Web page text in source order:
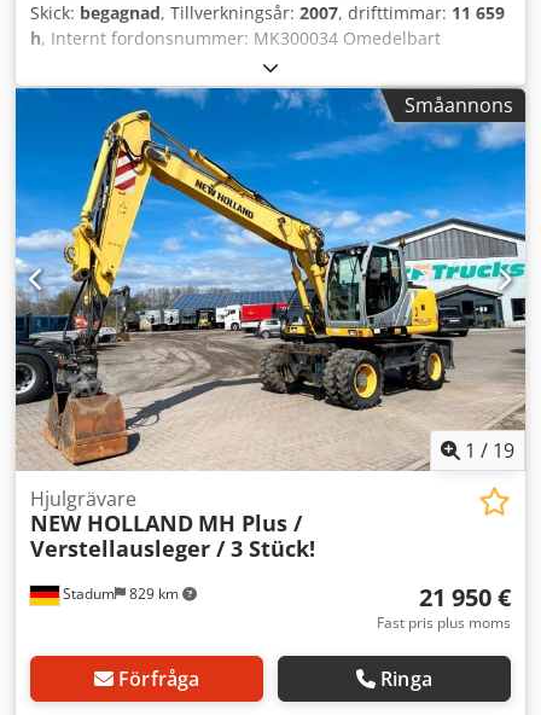
Skick: begagnad, Tillverkningsår: 2007, drifttimmar: 11 659
h, Internt fordonsnummer: MK300034 Omedelbart
tillgänglig på vår gård i Kaufungen Mer information finns
hos: * Golec Nutzfahrzeuge GmbH (tyska, engelska,
bulgariska, ryska) * Viktoria Sologubova (polska, ryska,
ukrainska, engelska) Med reservation för felskrivningar. Vi
tar gärna ditt begagnade fordon i inbyte. Finansiering kan
ordnas direkt hos oss. GOLEC NUTZFAHRZEUGE GMBH Vi
talar: tyska, engelska, spanska, polska, ukrainska, ryska,
bulgariska. Crjdpfxoyzk Iue Aatsf
Småannons
1 / 19
Stadum 829 km
Hjulgrävare
NEW HOLLAND MH Plus /
Verstellausleger / 3 Stück!
21 950 €
Fast pris plus moms
Förfråga Ringa